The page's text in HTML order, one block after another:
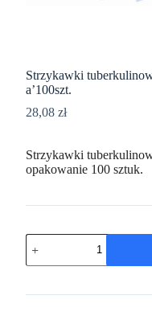
Strzykawki
a’100szt.
28,08 zł
Strzykawki
opakowanie 100 sztuk.